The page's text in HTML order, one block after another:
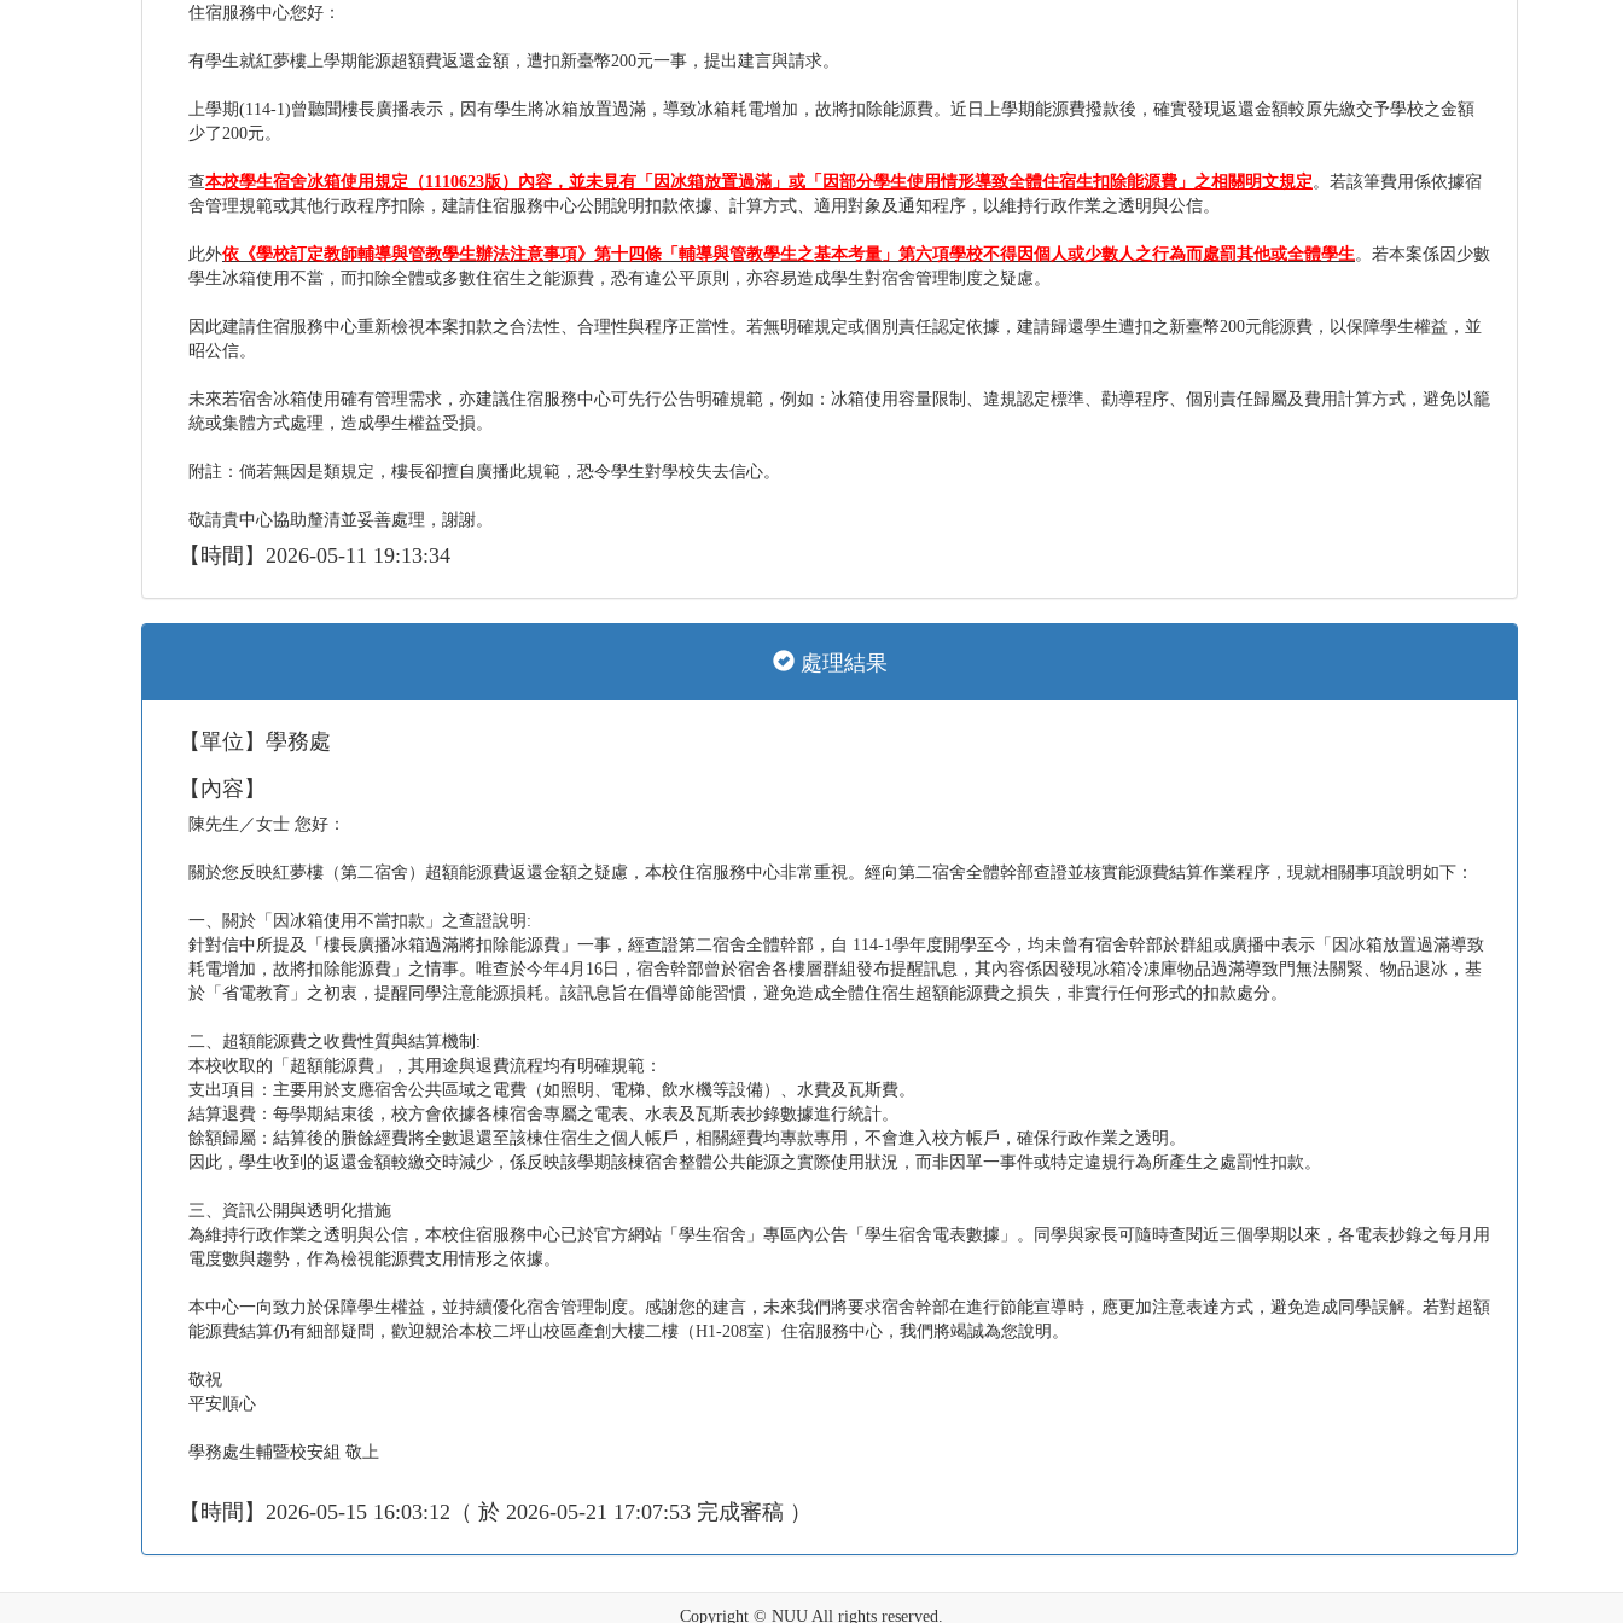
住宿服務中心您好：
有學生就紅夢樓上學期能源超額費返還金額，遭扣新臺幣200元一事，提出建言與請求。
上學期(114-1)曾聽聞樓長廣播表示，因有學生將冰箱放置過滿，導致冰箱耗電增加，故將扣除能源費。近日上學期能源費撥款後，確實發現返還金額較原先繳交予學校之金額
少了200元。
查本校學生宿舍冰箱使用規定（1110623版）內容，並未見有「因冰箱放置過滿」或「因部分學生使用情形導致全體住宿生扣除能源費」之相關明文規定。若該筆費用係依據宿
舍管理規範或其他行政程序扣除，建請住宿服務中心公開說明扣款依據、計算方式、適用對象及通知程序，以維持行政作業之透明與公信。
此外依《學校訂定教師輔導與管教學生辦法注意事項》第十四條「輔導與管教學生之基本考量」第六項學校不得因個人或少數人之行為而處罰其他或全體學生。若本案係因少數
學生冰箱使用不當，而扣除全體或多數住宿生之能源費，恐有違公平原則，亦容易造成學生對宿舍管理制度之疑慮。
因此建請住宿服務中心重新檢視本案扣款之合法性、合理性與程序正當性。若無明確規定或個別責任認定依據，建請歸還學生遭扣之新臺幣200元能源費，以保障學生權益，並
昭公信。
未來若宿舍冰箱使用確有管理需求，亦建議住宿服務中心可先行公告明確規範，例如：冰箱使用容量限制、違規認定標準、勸導程序、個別責任歸屬及費用計算方式，避免以籠
統或集體方式處理，造成學生權益受損。
附註：倘若無因是類規定，樓長卻擅自廣播此規範，恐令學生對學校失去信心。
敬請貴中心協助釐清並妥善處理，謝謝。
【時間】2026-05-11 19:13:34
處理結果
【單位】學務處
【內容】
陳先生／女士 您好：
關於您反映紅夢樓（第二宿舍）超額能源費返還金額之疑慮，本校住宿服務中心非常重視。經向第二宿舍全體幹部查證並核實能源費結算作業程序，現就相關事項說明如下：
一、關於「因冰箱使用不當扣款」之查證說明:
針對信中所提及「樓長廣播冰箱過滿將扣除能源費」一事，經查證第二宿舍全體幹部，自 114-1學年度開學至今，均未曾有宿舍幹部於群組或廣播中表示「因冰箱放置過滿導致
耗電增加，故將扣除能源費」之情事。唯查於今年4月16日，宿舍幹部曾於宿舍各樓層群組發布提醒訊息，其內容係因發現冰箱冷凍庫物品過滿導致門無法關緊、物品退冰，基
於「省電教育」之初衷，提醒同學注意能源損耗。該訊息旨在倡導節能習慣，避免造成全體住宿生超額能源費之損失，非實行任何形式的扣款處分。
二、超額能源費之收費性質與結算機制:
本校收取的「超額能源費」，其用途與退費流程均有明確規範：
支出項目：主要用於支應宿舍公共區域之電費（如照明、電梯、飲水機等設備）、水費及瓦斯費。
結算退費：每學期結束後，校方會依據各棟宿舍專屬之電表、水表及瓦斯表抄錄數據進行統計。
餘額歸屬：結算後的賸餘經費將全數退還至該棟住宿生之個人帳戶，相關經費均專款專用，不會進入校方帳戶，確保行政作業之透明。
因此，學生收到的返還金額較繳交時減少，係反映該學期該棟宿舍整體公共能源之實際使用狀況，而非因單一事件或特定違規行為所產生之處罰性扣款。
三、資訊公開與透明化措施
為維持行政作業之透明與公信，本校住宿服務中心已於官方網站「學生宿舍」專區內公告「學生宿舍電表數據」。同學與家長可隨時查閱近三個學期以來，各電表抄錄之每月用
電度數與趨勢，作為檢視能源費支用情形之依據。
本中心一向致力於保障學生權益，並持續優化宿舍管理制度。感謝您的建言，未來我們將要求宿舍幹部在進行節能宣導時，應更加注意表達方式，避免造成同學誤解。若對超額
能源費結算仍有細部疑問，歡迎親洽本校二坪山校區產創大樓二樓（H1-208室）住宿服務中心，我們將竭誠為您說明。
敬祝
平安順心
學務處生輔暨校安組 敬上
【時間】2026-05-15 16:03:12（ 於 2026-05-21 17:07:53 完成審稿 ）
Copyright © NUU All rights reserved.